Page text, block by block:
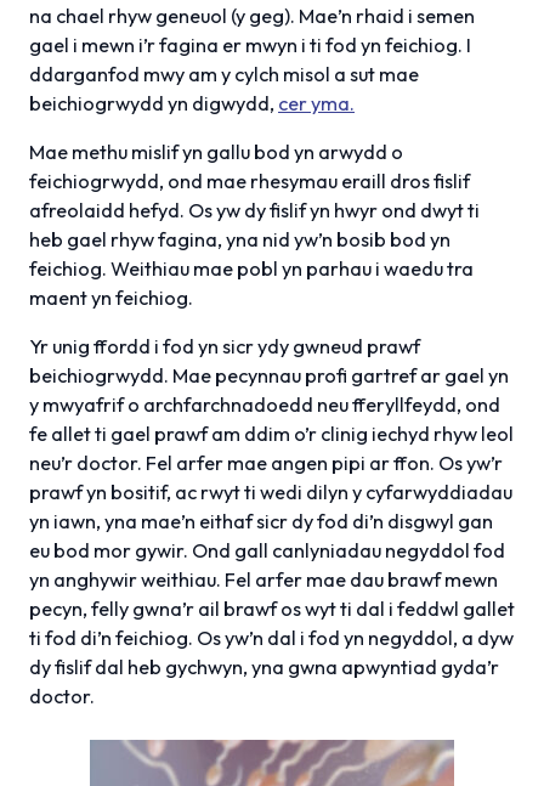
na chael rhyw geneuol (y geg). Mae’n rhaid i semen
gael i mewn i’r fagina er mwyn i ti fod yn feichiog. I
ddarganfod mwy am y cylch misol a sut mae
beichiogrwydd yn digwydd, cer yma.
Mae methu mislif yn gallu bod yn arwydd o
feichiogrwydd, ond mae rhesymau eraill dros fislif
afreolaidd hefyd. Os yw dy fislif yn hwyr ond dwyt ti
heb gael rhyw fagina, yna nid yw’n bosib bod yn
feichiog. Weithiau mae pobl yn parhau i waedu tra
maent yn feichiog.
Yr unig ffordd i fod yn sicr ydy gwneud prawf
beichiogrwydd. Mae pecynnau profi gartref ar gael yn
y mwyafrif o archfarchnadoedd neu fferyllfeydd, ond
fe allet ti gael prawf am ddim o’r clinig iechyd rhyw leol
neu’r doctor. Fel arfer mae angen pipi ar ffon. Os yw’r
prawf yn bositif, ac rwyt ti wedi dilyn y cyfarwyddiadau
yn iawn, yna mae’n eithaf sicr dy fod di’n disgwyl gan
eu bod mor gywir. Ond gall canlyniadau negyddol fod
yn anghywir weithiau. Fel arfer mae dau brawf mewn
pecyn, felly gwna’r ail brawf os wyt ti dal i feddwl gallet
ti fod di’n feichiog. Os yw’n dal i fod yn negyddol, a dyw
dy fislif dal heb gychwyn, yna gwna apwyntiad gyda’r
doctor.